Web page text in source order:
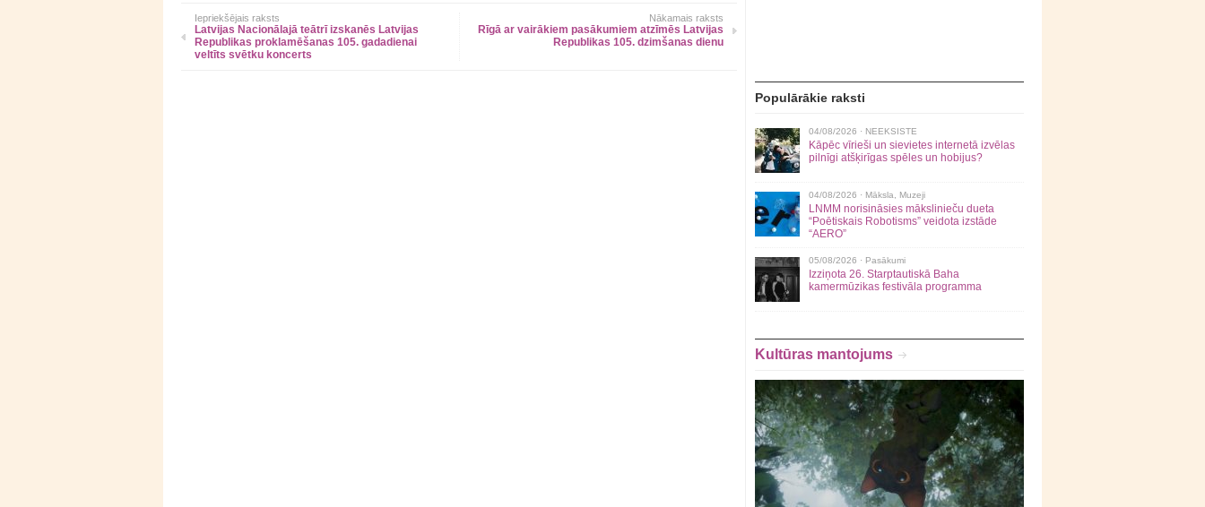
Iepriekšējais raksts
Latvijas Nacionālajā teātrī izskanēs Latvijas
Republikas proklamēšanas 105. gadadienai
veltīts svētku koncerts
Nākamais raksts
Rīgā ar vairākiem pasākumiem atzīmēs Latvijas
Republikas 105. dzimšanas dienu
Populārākie raksti
04/08/2026 · NEEKSISTE
Kāpēc vīrieši un sievietes internetā izvēlas
pilnīgi atšķirīgas spēles un hobijus?
04/08/2026 · Māksla Muzeji
LNMM norisināsies mākslinieču dueta
“Poētiskais Robotisms” veidota izstāde
“AERO”
05/08/2026 · Pasākumi
Izziņota 26. Starptautiskā Baha
kamermūzikas festivāla programma
Kultūras mantojums